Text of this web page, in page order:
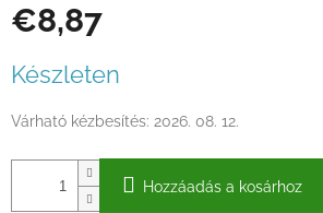
€8,87
Készleten
Várható kézbesítés: 2026. 08. 12.
Hozzáadás a kosárhoz